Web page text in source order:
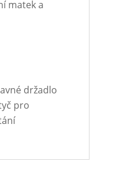
matek a
držadlo
pro